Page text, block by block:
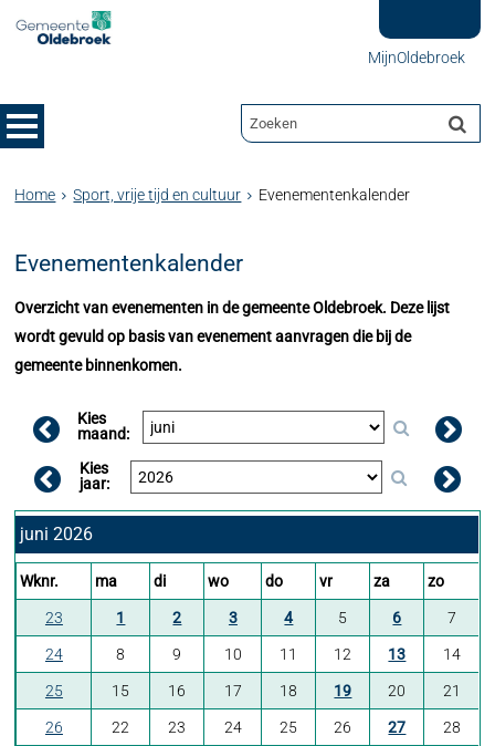
MijnOldebroek
Home Sport, vrije tijd en cultuur Evenementenkalender
Evenementenkalender
Overzicht van evenementen in de gemeente Oldebroek. Deze lijst
wordt gevuld op basis van evenement aanvragen die bij de
gemeente binnenkomen.
Kies
maand:
Kies
jaar:
juni 2026
Wknr. ma di wo do vr za zo
23 1 2 3 4 5 6 7
24 8 9 10 11 12 13 14
25 15 16 17 18 19 20 21
26 22 23 24 25 26 27 28